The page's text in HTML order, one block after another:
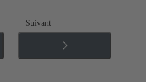
Suivant